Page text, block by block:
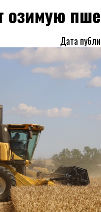
озимую
Дата